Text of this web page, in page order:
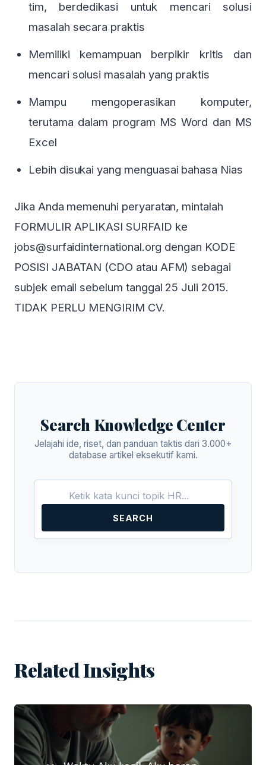
tim, berdedikasi untuk mencari solusi
masalah secara praktis
Memiliki kemampuan berpikir kritis dan
mencari solusi masalah yang praktis
Mampu mengoperasikan komputer,
terutama dalam program MS Word dan MS
Excel
Lebih disukai yang menguasai bahasa Nias
Jika Anda memenuhi peryaratan, mintalah
FORMULIR APLIKASI SURFAID ke
jobs@surfaidinternational.org dengan KODE
POSISI JABATAN (CDO atau AFM) sebagai
subjek email sebelum tanggal 25 Juli 2015.
TIDAK PERLU MENGIRIM CV.
Search Knowledge Center
Jelajahi ide, riset, dan panduan taktis dari 3.000+
database artikel eksekutif kami.
SEARCH
Related Insights